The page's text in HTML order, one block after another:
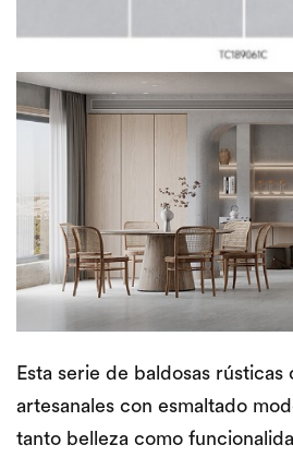
Esta serie de baldosas
artesanales con esmaltado
tanto belleza como